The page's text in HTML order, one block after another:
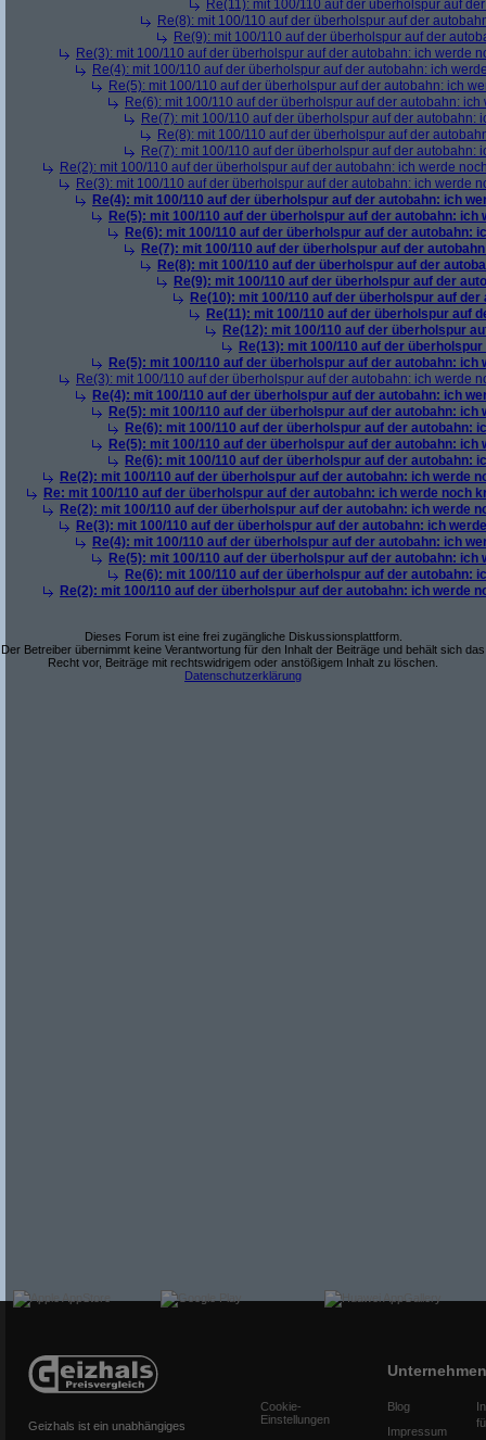
Re(11): mit 100/110 auf der überholspur auf
Re(8): mit 100/110 auf der überholspur auf der
Re(9): mit 100/110 auf der überholspur auf der
Re(3): mit 100/110 auf der überholspur auf der autobahn: ich werde
Re(4): mit 100/110 auf der überholspur auf der autobahn: ich
Re(5): mit 100/110 auf der überholspur auf der autobahn: ich
Re(6): mit 100/110 auf der überholspur auf der autobahn:
Re(7): mit 100/110 auf der überholspur auf der autobahn:
Re(8): mit 100/110 auf der überholspur auf der
Re(7): mit 100/110 auf der überholspur auf der autobahn:
Re(2): mit 100/110 auf der überholspur auf der autobahn: ich werde
Re(3): mit 100/110 auf der überholspur auf der autobahn: ich werde
Re(4): mit 100/110 auf der überholspur auf der autobahn: ich
Re(5): mit 100/110 auf der überholspur auf der autobahn: ich
Re(6): mit 100/110 auf der überholspur auf der autobahn:
Re(7): mit 100/110 auf der überholspur auf der
Re(8): mit 100/110 auf der überholspur auf der
Re(9): mit 100/110 auf der überholspur auf der
Re(10): mit 100/110 auf der überholspur auf
Re(11): mit 100/110 auf der überholspur auf
Re(12): mit 100/110 auf der überholspur
Re(13): mit 100/110 auf der
Re(5): mit 100/110 auf der überholspur auf der autobahn: ich
Re(3): mit 100/110 auf der überholspur auf der autobahn: ich werde
Re(4): mit 100/110 auf der überholspur auf der autobahn: ich
Re(5): mit 100/110 auf der überholspur auf der autobahn: ich
Re(6): mit 100/110 auf der überholspur auf der autobahn:
Re(5): mit 100/110 auf der überholspur auf der autobahn: ich
Re(6): mit 100/110 auf der überholspur auf der autobahn:
Re(2): mit 100/110 auf der überholspur auf der autobahn: ich werde
Re: mit 100/110 auf der überholspur auf der autobahn: ich werde noch
Re(2): mit 100/110 auf der überholspur auf der autobahn: ich werde
Re(3): mit 100/110 auf der überholspur auf der autobahn: ich
Re(4): mit 100/110 auf der überholspur auf der autobahn: ich
Re(5): mit 100/110 auf der überholspur auf der autobahn: ich
Re(6): mit 100/110 auf der überholspur auf der autobahn:
Re(2): mit 100/110 auf der überholspur auf der autobahn: ich werde
Dieses Forum ist eine frei zugängliche Diskussionsplattform.
Der Betreiber übernimmt keine Verantwortung für den Inhalt der Beiträge und behält sich das
Recht vor, Beiträge mit rechtswidrigem oder anstößigem Inhalt zu löschen.
Datenschutzerklärung
Geizhals ist ein unabhängiges
Cookie-
Einstellungen
Unternehmen
Blog
Impressum